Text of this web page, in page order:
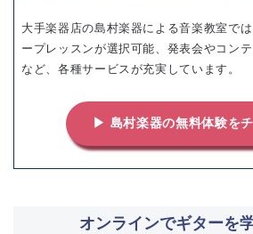
大手楽器店の島村楽器による音楽教室で
ープレッスンが選択可能、発表会やコン
など、各種サービスが充実しています。
▶ 島村楽器の無料体験をチ
オンラインでギターを